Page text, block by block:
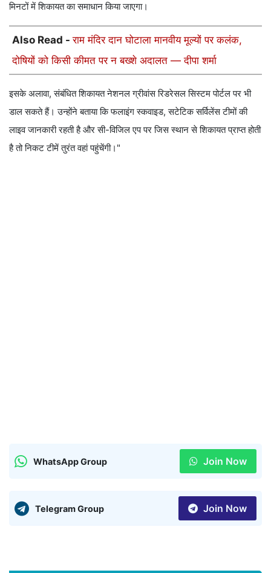
मिनटों में शिकायत का समाधान किया जाएगा।
Also Read -राम मंदिर दान घोटाला मानवीय मूल्यों पर कलंक,
दोषियों को किसी कीमत पर न बख्शे अदालत — दीपा शर्मा
इसके अलावा, संबंधित शिकायत नेशनल ग्रीवांस रिडरेसल सिस्टम पोर्टल पर भी
डाल सकते हैं। उन्होंने बताया कि फलाइंग स्कवाइड, सटेटिक सर्विलेंस टीमों की
लाइव जानकारी रहती है और सी-विजिल एप पर जिस स्थान से शिकायत प्राप्त होती
है तो निकट टीमें तुरंत वहां पहुंचेंगी।"
WhatsApp Group Join Now
Telegram Group Join Now